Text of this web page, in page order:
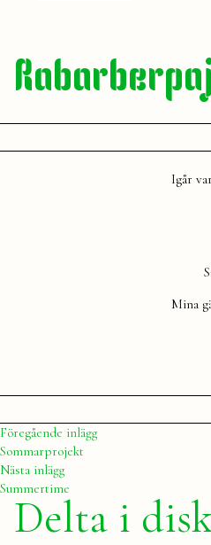
Rabarberpaj
Igår
Mina
Föregående inläggFöregående
Sommarprojekt
Nästa inläggNästa
inlägg:
Summertime
Delta i